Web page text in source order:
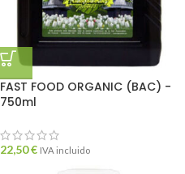
FAST FOOD ORGANIC (BAC) -
750ml
22,50€ IVA incluido